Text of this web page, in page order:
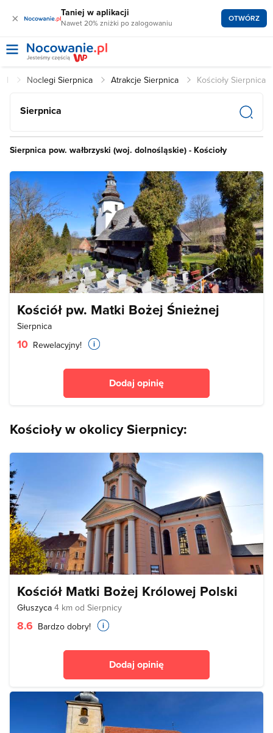
× Taniej w aplikacji
Nawet 20% zniżki po zalogowaniu OTWÓRZ
Noclegi Sierpnica Atrakcje Sierpnica Kościoły Sierpnica
Sierpnica
Sierpnica pow. wałbrzyski (woj. dolnośląskie) - Kościoły
Kościół pw. Matki Bożej Śnieżnej
Sierpnica
10 Rewelacyjny!
Dodaj opinię
Kościoły w okolicy Sierpnicy:
Kościół Matki Bożej Królowej Polski
Głuszyca 4 km od Sierpnicy
8.6 Bardzo dobry!
Dodaj opinię